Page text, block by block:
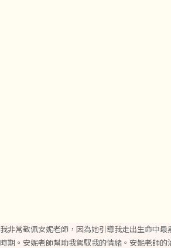
我非常敬佩安妮老師，因為她引導我走出生命中
時期。安妮老師幫助我駕馭我的情緒。安妮老師的